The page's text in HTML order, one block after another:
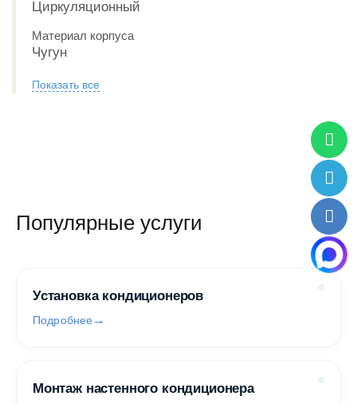
Циркуляционный
Материал корпуса
Чугун
Показать все
Популярные услуги
Установка кондиционеров
Подробнее
Монтаж настенного кондиционера